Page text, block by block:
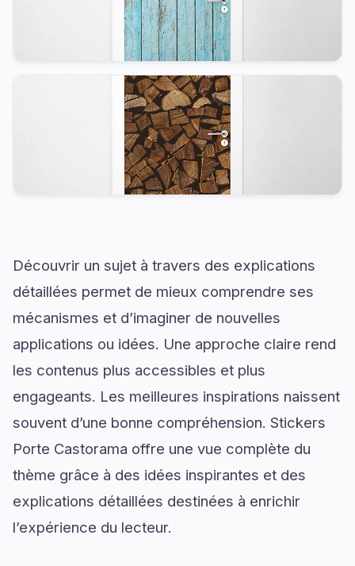
Découvrir un sujet à travers des explications
détaillées permet de mieux comprendre ses
mécanismes et d’imaginer de nouvelles
applications ou idées. Une approche claire rend
les contenus plus accessibles et plus
engageants. Les meilleures inspirations naissent
souvent d’une bonne compréhension. Stickers
Porte Castorama offre une vue complète du
thème grâce à des idées inspirantes et des
explications détaillées destinées à enrichir
l’expérience du lecteur.